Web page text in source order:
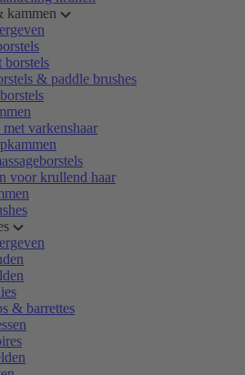
kammen
& paddle brushes
met varkenshaar
voor krullend haar
& barrettes